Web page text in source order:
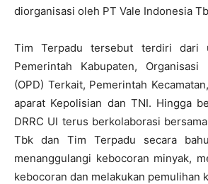
diorganisasi oleh PT Vale Indonesia
Tim Terpadu tersebut terdiri dari
Pemerintah Kabupaten, Organisasi
(OPD) Terkait, Pemerintah
aparat Kepolisian dan TNI. Hingga
DRRC UI terus berkolaborasi
Tbk dan Tim Terpadu secara
menanggulangi kebocoran minyak,
kebocoran dan melakukan pemulihan